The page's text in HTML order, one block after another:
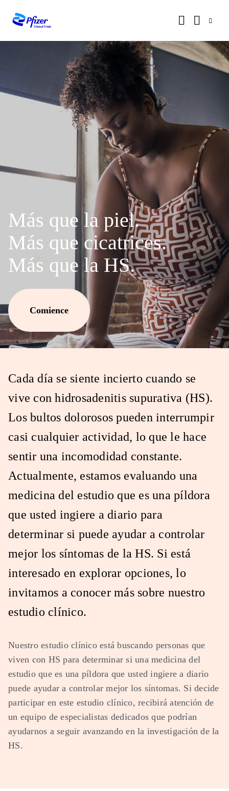
Más que la piel.
Más que cicatrices.
Más que la HS.
Comience
Cada día se siente incierto cuando se
vive con hidrosadenitis supurativa (HS).
Los bultos dolorosos pueden interrumpir
casi cualquier actividad, lo que le hace
sentir una incomodidad constante.
Actualmente, estamos evaluando una
medicina del estudio que es una píldora
que usted ingiere a diario para
determinar si puede ayudar a controlar
mejor los síntomas de la HS. Si está
interesado en explorar opciones, lo
invitamos a conocer más sobre nuestro
estudio clínico.
Nuestro estudio clínico está buscando personas que
viven con HS para determinar si una medicina del
estudio que es una píldora que usted ingiere a diario
puede ayudar a controlar mejor los síntomas. Si decide
participar en este estudio clínico, recibirá atención de
un equipo de especialistas dedicados que podrían
ayudarnos a seguir avanzando en la investigación de la
HS.